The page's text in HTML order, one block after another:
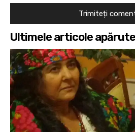
Ultimele articole apărute